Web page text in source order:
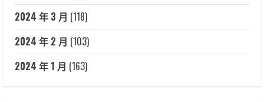
2024 年 3 月 (118)
2024 年 2 月 (103)
2024 年 1 月 (163)